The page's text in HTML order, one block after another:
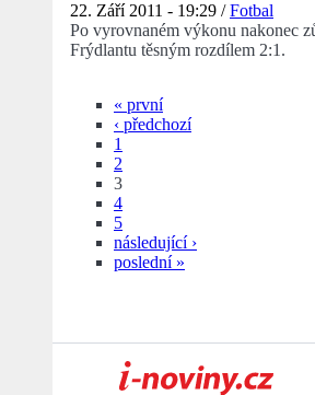
22. Září 2011 - 19:29 /Fotbal
Po vyrovnaném výkonu nakonec
Frýdlantu těsným rozdílem 2:1.
« první
‹ předchozí
1
2
3
4
5
následující ›
poslední »